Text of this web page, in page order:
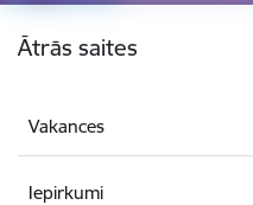
Kājene
Ātrās saites
Vakances
Iepirkumi